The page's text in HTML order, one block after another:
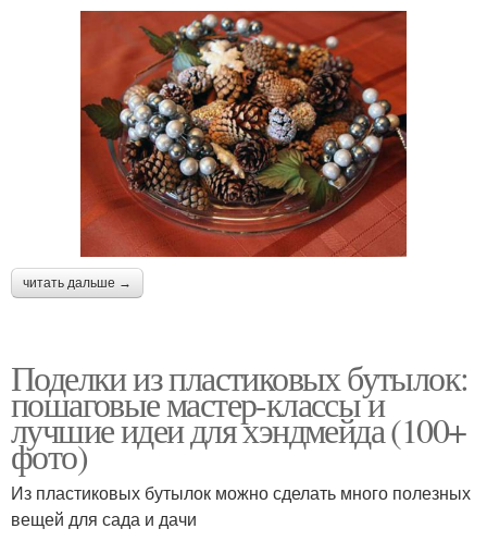
читать дальше →
Поделки из пластиковых бутылок:
пошаговые мастер-классы и
лучшие идеи для хэндмейда (100+
фото)
Из пластиковых бутылок можно сделать много полезных
вещей для сада и дачи